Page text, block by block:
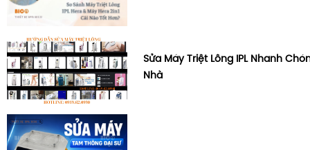
Sửa Máy Triệt Lông IPL Nhanh
Nhà